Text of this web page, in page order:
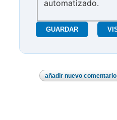
automatizado.
añadir nuevo comentario